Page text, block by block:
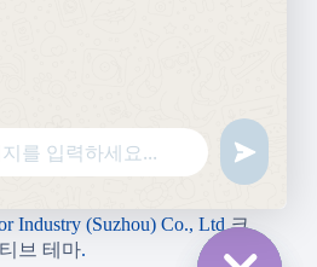
Industry (Suzhou) Co., Ltd크
브 테마.
메시지
정
의
지
않